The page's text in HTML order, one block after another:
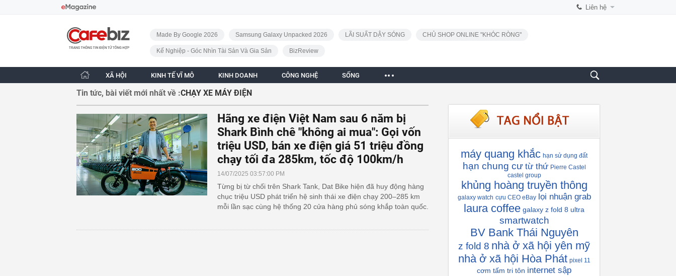
Liên hệ
CafeBiz - Trang chủ
Made By Google 2026
Samsung Galaxy Unpacked 2026 LÃI SUẤT DẬY SÓNG CHỦ SHOP ONLINE "KHÓC RÒNG"
Kế Nghiệp - Góc Nhìn Tài Sản Và Gia Sản BizReview
XÃ HỘI KINH TẾ VĨ MÔ KINH DOANH CÔNG NGHỆ SỐNG
Tin tức, bài viết mới nhất về :CHẠY XE MÁY ĐIỆN
Hãng xe điện Việt Nam sau 6 năm bị
Shark Bình chê "không ai mua": Gọi vốn
triệu USD, bán xe điện giá 51 triệu đồng
chạy tối đa 285km, tốc độ 100km/h
14/07/2025 03:57:00 PM
Từng bị từ chối trên Shark Tank, Dat Bike hiện đã huy động hàng
chục triệu USD phát triển hệ sinh thái xe điện chạy 200–285 km
mỗi lần sạc cùng hệ thống 20 cửa hàng phủ sóng khắp toàn quốc.
máy quang khắc hạn sử dụng đất
hạn chung cư từ thứ Pierre Castel
castel group
khủng hoàng truyền thông
galaxy watch cựu CEO eBay lọi nhuận grab
laura coffee galaxy z fold 8 ultra
smartwatch
BV Bank Thái Nguyên
z fold 8 nhà ở xã hội yên mỹ
nhà ở xã hội Hòa Phát pixel 11
cơm tấm tri tôn internet sập